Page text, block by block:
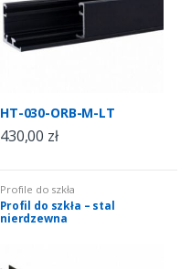
HT-030-ORB-M-LT
430,00 zł
Profile do szkła
Profil do szkła – stal
nierdzewna